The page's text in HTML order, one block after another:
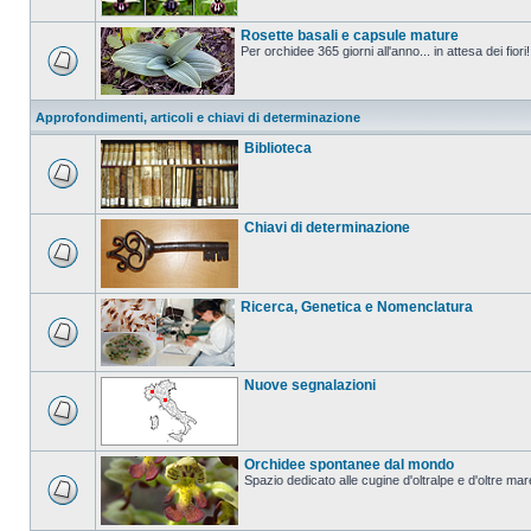
Rosette basali e capsule mature
Per orchidee 365 giorni all'anno... in attesa dei fiori!
Approfondimenti, articoli e chiavi di determinazione
Biblioteca
Chiavi di determinazione
Ricerca, Genetica e Nomenclatura
Nuove segnalazioni
Orchidee spontanee dal mondo
Spazio dedicato alle cugine d'oltralpe e d'oltre